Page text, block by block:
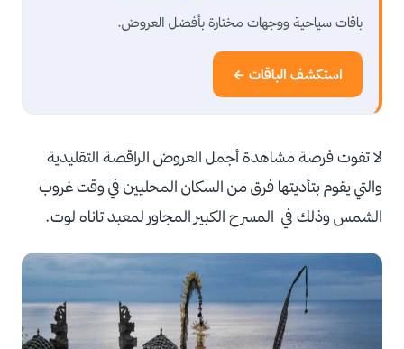
باقات سياحية ووجهات مختارة بأفضل العروض.
استكشف الباقات ←
لا تفوت فرصة مشاهدة أجمل العروض الراقصة التقليدية
والتي يقوم بتأديتها فرق من السكان المحليين في وقت غروب
الشمس وذلك في المسرح الكبير المجاور لمعبد تاناه لوت.